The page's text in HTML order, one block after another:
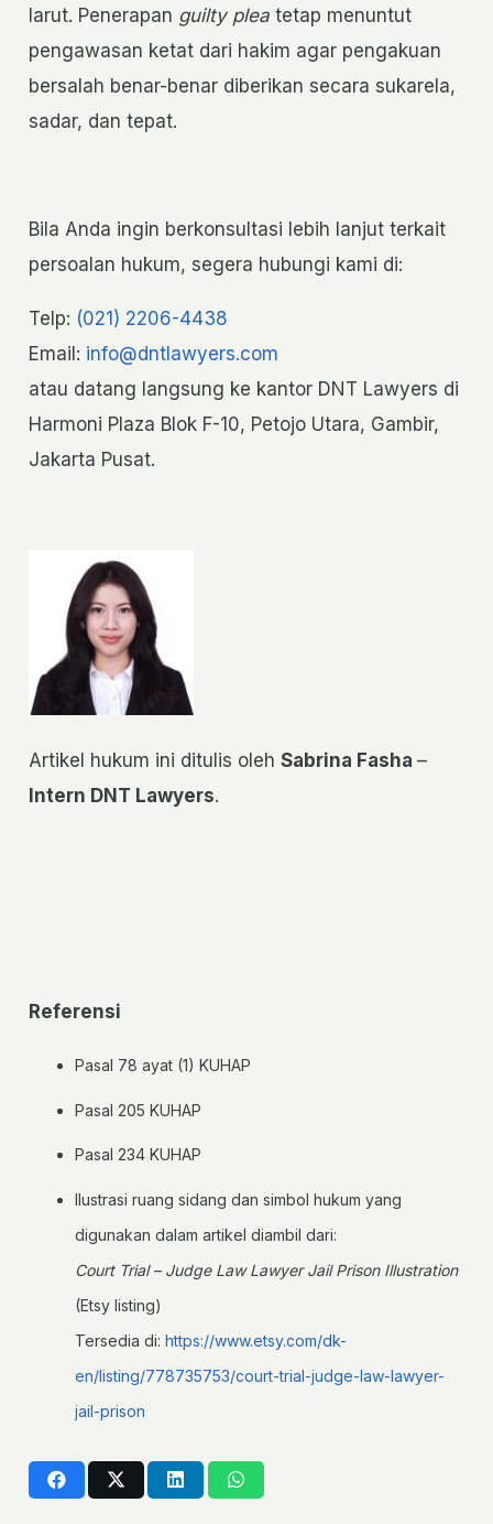
larut. Penerapan guilty pleatetap menuntut
pengawasan ketat dari hakim agar pengakuan
bersalah benar-benar diberikan secara sukarela,
sadar, dan tepat.
Bila Anda ingin berkonsultasi lebih lanjut terkait
persoalan hukum, segera hubungi kami di:
Telp: (021) 2206-4438
Email: info@dntlawyers.com
atau datang langsung ke kantor DNT Lawyers di
Harmoni Plaza Blok F-10, Petojo Utara, Gambir,
Jakarta Pusat.
Artikel hukum ini ditulis oleh Sabrina Fasha –
Intern DNT Lawyers.
Referensi
Pasal 78 ayat (1) KUHAP
Pasal 205 KUHAP
Pasal 234 KUHAP
Ilustrasi ruang sidang dan simbol hukum yang
digunakan dalam artikel diambil dari:
Court Trial – Judge Law Lawyer Jail Prison Illustration
(Etsy listing)
Tersedia di: https://www.etsy.com/dk-
en/listing/778735753/court-trial-judge-law-lawyer-
jail-prison